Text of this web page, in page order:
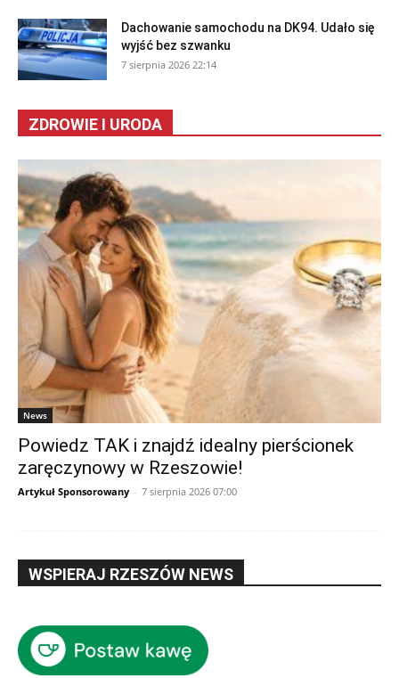
Dachowanie samochodu na DK94. Udało się
wyjść bez szwanku
7 sierpnia 2026 22:14
ZDROWIE I URODA
News
Powiedz TAK i znajdź idealny pierścionek
zaręczynowy w Rzeszowie!
Artykuł Sponsorowany - 7 sierpnia 2026 07:00
WSPIERAJ RZESZÓW NEWS